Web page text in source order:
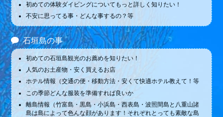
初めての体験ダイビングについてもっと詳しく知りたい！
不安に思ってる事・どんな事するの？等
石垣島の事
初めての石垣島観光のお薦めを知りたい！
人気のお土産物・安く買えるお店
ホテル情報（交通の便・移動方法・安くて快適ホテル教えて！等
この季節どんな服装を準備すれば良いか
離島情報（竹富島・黒島・小浜島・西表島・波照間島と八重山諸
島は島によって色んな顔があります！それぞれとっても素敵な島